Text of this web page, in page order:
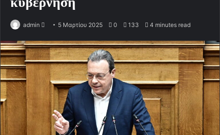
admin
n
d
5 Μαρτίου 2025 0 133 4 minutes read